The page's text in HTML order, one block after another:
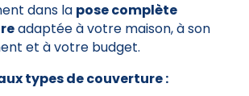
dans la pose complète
adaptée à votre maison, à son
et à votre budget.
types de couverture :